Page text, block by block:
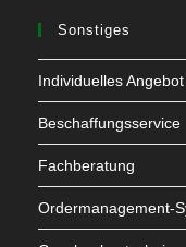
Sonstiges
Individuelles
Beschaffungsservice
Fachberatung
Ordermanagement-